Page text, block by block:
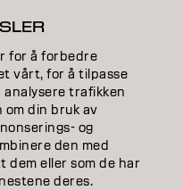
for å forbedre
vårt, for å tilpasse
analysere trafikken
om din bruk av
og
den med
dem eller som de har
deres.